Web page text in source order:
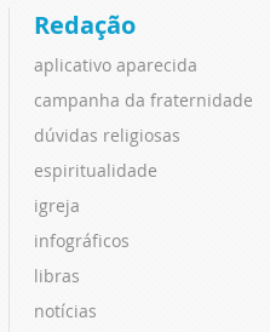
Redação
aplicativo aparecida
campanha da fraternidade
dúvidas religiosas
espiritualidade
igreja
infográficos
libras
notícias